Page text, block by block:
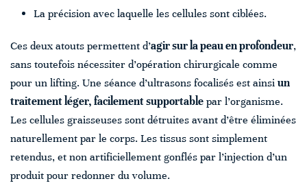
La précision avec laquelle les cellules sont ciblées.
Ces deux atouts permettent d’agir sur la peau en profondeur,
sans toutefois nécessiter d’opération chirurgicale comme
pour un lifting. Une séance d’ultrasons focalisés est ainsi un
traitement léger, facilement supportable par l’organisme.
Les cellules graisseuses sont détruites avant d’être éliminées
naturellement par le corps. Les tissus sont simplement
retendus, et non artificiellement gonflés par l’injection d’un
produit pour redonner du volume.